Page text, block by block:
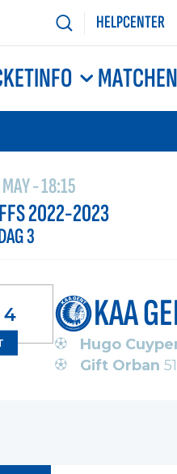
HELPCENTER
MATCHEN
- 18:15
2022-2023
3
4 KAA
Hugo
Gift Orban